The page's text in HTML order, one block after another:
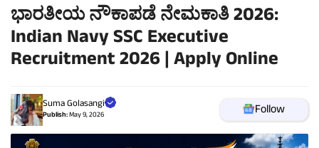
ಭಾರತೀಯ ನೌಕಾಪಡೆ ನೇಮಕಾತಿ 2026:
Indian Navy SSC Executive
Recruitment 2026 | Apply Online
Suma Golasangi
Publish:May 9, 2026 Follow